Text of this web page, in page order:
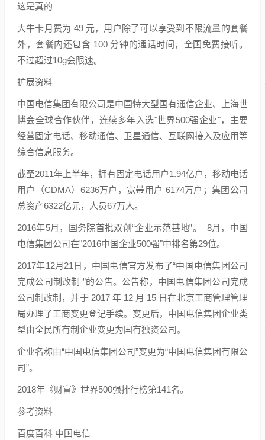
这是真的
大牛卡月费为 49 元，用户除了可以享受到不限流量的套餐
外，套餐内还包含 100 分钟的通话时间，全国免费接听。
不过超过10g会限速。
扩展资料
中国电信集团有限公司是中国特大型国有通信企业、上海世
博会全球合作伙伴，连续多年入选"世界500强企业"，主要
经营固定电话、移动通信、卫星通信、互联网接入及应用等
综合信息服务。
截至2011年上半年，拥有固定电话用户1.94亿户，移动电话
用户（CDMA）6236万户，宽带用户 6174万户；集团公司
总资产6322亿元，人员67万人。
2016年5月，国务院首批双创“企业示范基地”。 8月，中国
电信集团公司在"2016中国企业500强"中排名第29位。
2017年12月21日，中国电信官方发布了“中国电信集团公司
完成公司制改制 ”的公告。公告称，中国电信集团公司完成
公司制改制，并于 2017 年 12 月 15 日在北京工商管理管理
局办理了工商变更登记手续。变更后，中国电信集团企业类
型由全民所有制企业变更为国有独资公司。
企业名称由“中国电信集团公司”变更为“中国电信集团有限公
司”。
2018年《财富》世界500强排行榜第141名。
参考资料
百度百科 中国电信